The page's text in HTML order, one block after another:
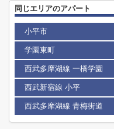
同じエリアのアパート
小平市
学園東町
西武多摩湖線 一橋学園
西武新宿線 小平
西武多摩湖線 青梅街道